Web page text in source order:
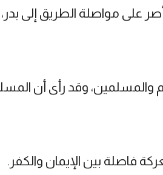
على مواصلة الطريق إلى
والمسلمين، وقد رأى أن
فاصلة بين الإيمان والكفر.